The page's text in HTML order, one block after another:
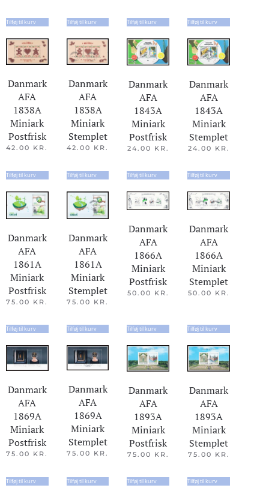
Tilføj til kurv Tilføj til kurv Tilføj til kurv Tilføj til kurv
Danmark
AFA
1838A
Miniark
Postfrisk
42.00 KR.
Tilføj til kurv
Danmark
AFA
1838A
Miniark
Stemplet
42.00 KR.
Tilføj til kurv
Danmark
AFA
1843A
Miniark
Postfrisk
24.00 KR.
Tilføj til kurv
Danmark
AFA
1843A
Miniark
Stemplet
24.00 KR.
Tilføj til kurv
Danmark
AFA
1861A
Miniark
Postfrisk
75.00 KR.
Tilføj til kurv
Danmark
AFA
1861A
Miniark
Stemplet
75.00 KR.
Tilføj til kurv
Danmark
AFA
1866A
Miniark
Postfrisk
50.00 KR.
Tilføj til kurv
Danmark
AFA
1866A
Miniark
Stemplet
50.00 KR.
Tilføj til kurv
Danmark
AFA
1869A
Miniark
Postfrisk
75.00 KR.
Tilføj til kurv
Danmark
AFA
1869A
Miniark
Stemplet
75.00 KR.
Tilføj til kurv
Danmark
AFA
1893A
Miniark
Postfrisk
75.00 KR.
Tilføj til kurv
Danmark
AFA
1893A
Miniark
Stemplet
75.00 KR.
Tilføj til kurv